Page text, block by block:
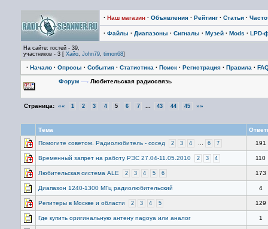
· Наш магазин · Объявления · Рейтинг · Статьи ·
· Файлы · Диапазоны · Сигналы · Музей · Mods · LPD-
На сайте: гостей - 39,
участников - 3 [ Хайо, John79, timon68]
· Начало · Опросы · События · Статистика · Поиск · Регистрация · Правила ·
Форум —› Любительская радиосвязь
Страница: «« 1 2 3 4 5 6 7 43 44 45 »»
Тема
Помогите советом. Радиолюбитель - сосед
2 3 4 6 7 191
Временный запрет на работу РЭС 27.04-11.05.2010 2 3 4 110
Любительская система ALE 2 3 4 5 6 173
Диапазон 1240-1300 МГц радиолюбительский 4
Репитеры в Москве и области 2 3 4 5 129
Где купить оригинальную антену nagoya или аналог 1